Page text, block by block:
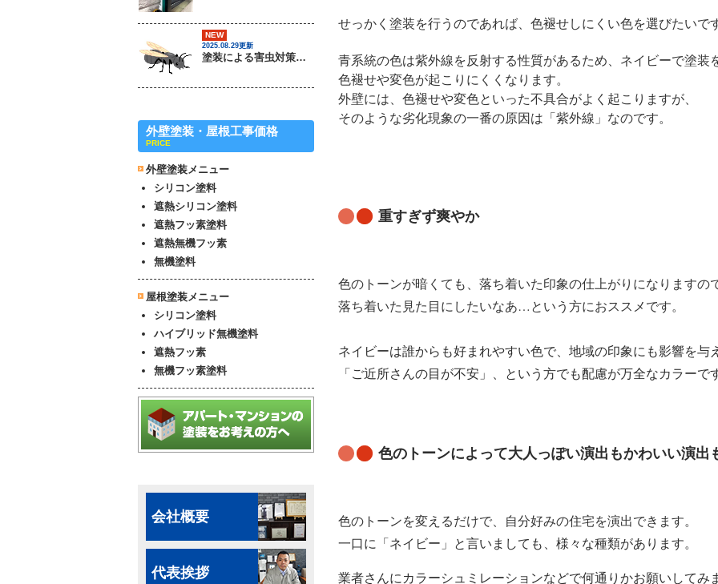
せっかく塗装を行うのであれば、色褪せしにくい色を選びたいで
青系統の色は紫外線を反射する性質があるため、ネイビーで塗装
色褪せや変色が起こりにくくなります。
外壁には、色褪せや変色といった不具合がよく起こりますが、
そのような劣化現象の一番の原因は「紫外線」なのです。
重すぎず爽やか
色のトーンが暗くても、落ち着いた印象の仕上がりになりますので
落ち着いた見た目にしたいなあ…という方におススメです。
ネイビーは誰からも好まれやすい色で、地域の印象にも影響を与
「ご近所さんの目が不安」、という方でも配慮が万全なカラーで
色のトーンによって大人っぽい演出もかわいい演出
色のトーンを変えるだけで、自分好みの住宅を演出できます。
一口に「ネイビー」と言いましても、様々な種類があります。
業者さんにカラーシュミレーションなどで何通りかお願いしてみ
NEW
2025.08.29更新
塗装による害虫対策は可能なのか？ / 茨城県常総市・坂東市・守谷市・つくば市・境町の外壁塗装＆屋根専門店
外壁塗装・屋根工事価格
PRICE
外壁塗装メニュー
シリコン塗料
遮熱シリコン塗料
遮熱フッ素塗料
遮熱無機フッ素
無機塗料
屋根塗装メニュー
シリコン塗料
ハイブリッド無機塗料
遮熱フッ素
無機フッ素塗料
会社概要
代表挨拶